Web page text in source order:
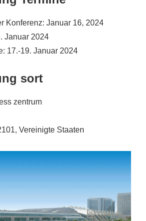
Konferenz: Januar 16, 2024
Januar 2024
17.-19. Januar 2024
sort
zentrum
Vereinigte Staaten